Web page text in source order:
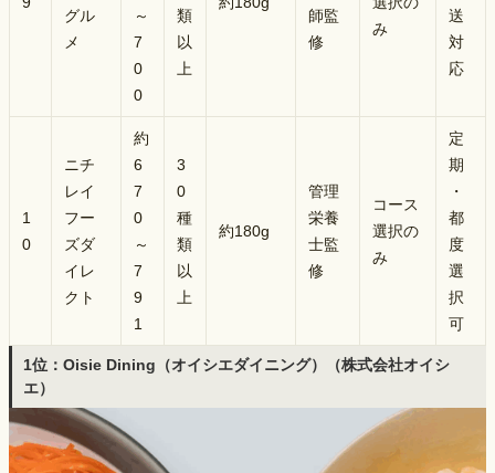
グル
メ
～
7
0
0
類
以
上
師監
修
み
送
対
応
1
0
ニチ
レイ
フー
ズダ
イレ
クト
約
6
7
0
～
7
9
1
3
0
種
類
以
上
約180g
管理
栄養
士監
修
コース
選択の
み
定
期
・
都
度
選
択
可
1位：Oisie Dining（オイシエダイニング）（株式会社オイシ
エ）